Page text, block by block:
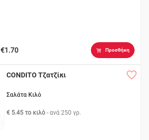
€1.70 Προσθήκη
CONDITO Τζατζίκι
Σαλάτα Κιλό
€ 5.45 το κιλό - ανά250 γρ.